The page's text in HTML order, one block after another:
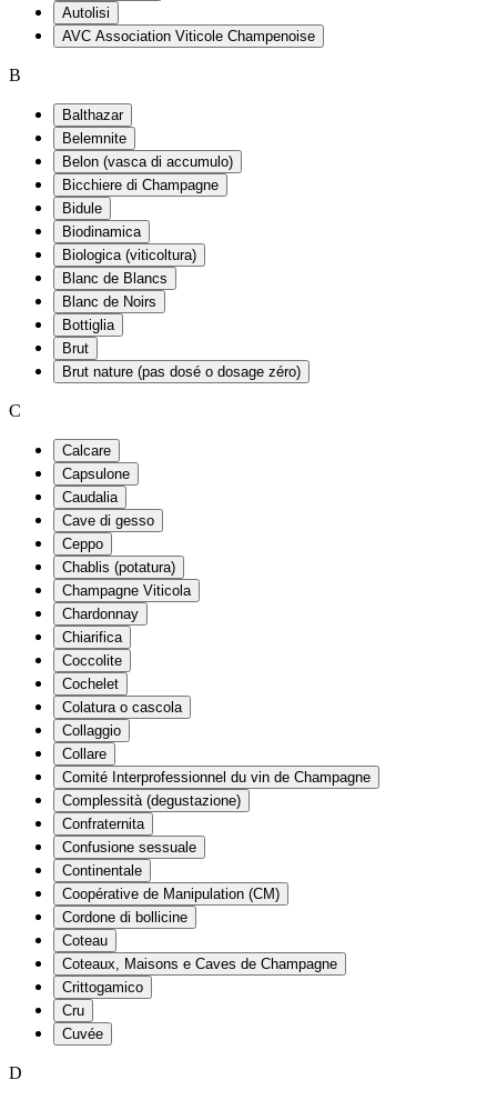
Autolisi
AVC Association Viticole Champenoise
B
Balthazar
Belemnite
Belon (vasca di accumulo)
Bicchiere di Champagne
Bidule
Biodinamica
Biologica (viticoltura)
Blanc de Blancs
Blanc de Noirs
Bottiglia
Brut
Brut nature (pas dosé o dosage zéro)
C
Calcare
Capsulone
Caudalia
Cave di gesso
Ceppo
Chablis (potatura)
Champagne Viticola
Chardonnay
Chiarifica
Coccolite
Cochelet
Colatura o cascola
Collaggio
Collare
Comité Interprofessionnel du vin de Champagne
Complessità (degustazione)
Confraternita
Confusione sessuale
Continentale
Coopérative de Manipulation (CM)
Cordone di bollicine
Coteau
Coteaux, Maisons e Caves de Champagne
Crittogamico
Cru
Cuvée
D